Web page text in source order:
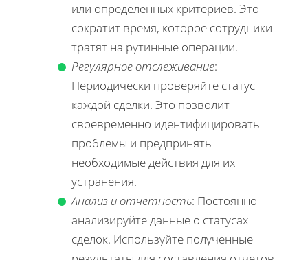
или определенных критериев. Это
сократит время, которое сотрудники
тратят на рутинные операции.
Регулярное отслеживание:
Периодически проверяйте статус
каждой сделки. Это позволит
своевременно идентифицировать
проблемы и предпринять
необходимые действия для их
устранения.
Анализ и отчетность: Постоянно
анализируйте данные о статусах
сделок. Используйте полученные